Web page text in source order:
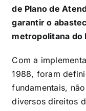
de Plano de
garantir o
metropolitana do
Com a
1988, foram
fundamentais,
diversos direitos